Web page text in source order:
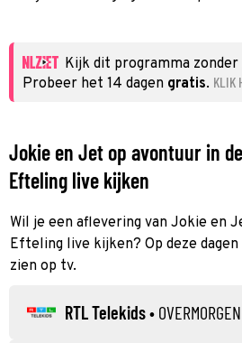
Kijk dit programma
Probeer het 14 dagen gratis. KLIK
Jokie en Jet op avontuur in de
Efteling live kijken
Wil je een aflevering van Jokie en
Efteling live kijken? Op deze
zien op tv.
RTL Telekids• OVERMORGEN